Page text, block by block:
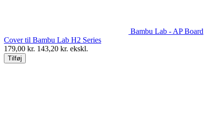
Bambu Lab - AP Board
Cover til Bambu Lab H2 Series
179,00 kr. 143,20 kr. ekskl.
Tilføj